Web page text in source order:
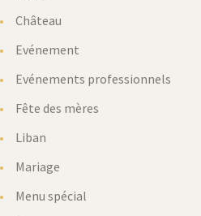
Château
Evénement
Evénements professionnels
Fête des mères
Liban
Mariage
Menu spécial